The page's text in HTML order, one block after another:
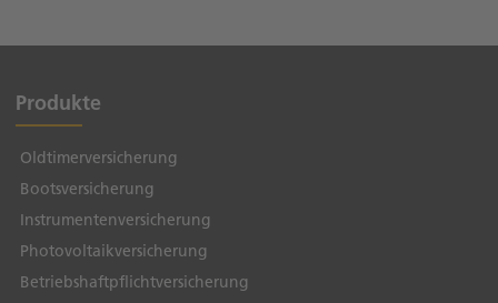
Produkte
Oldtimerversicherung
Bootsversicherung
Instrumentenversicherung
Photovoltaikversicherung
Betriebshaftpflichtversicherung